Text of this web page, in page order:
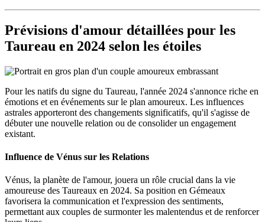
Prévisions d'amour détaillées pour les
Taureau en 2024 selon les étoiles
Pour les natifs du signe du Taureau, l'année 2024 s'annonce riche en
émotions et en événements sur le plan amoureux. Les influences
astrales apporteront des changements significatifs, qu'il s'agisse de
débuter une nouvelle relation ou de consolider un engagement
existant.
Influence de Vénus sur les Relations
Vénus, la planète de l'amour, jouera un rôle crucial dans la vie
amoureuse des Taureaux en 2024. Sa position en Gémeaux
favorisera la communication et l'expression des sentiments,
permettant aux couples de surmonter les malentendus et de renforcer